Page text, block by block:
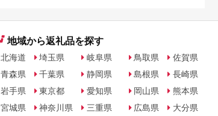
地域から返礼品を探す
北海道
青森県
岩手県
宮城県
埼玉県
千葉県
東京都
神奈川県
岐阜県
静岡県
愛知県
三重県
鳥取県
島根県
岡山県
広島県
佐賀県
長崎県
熊本県
大分県